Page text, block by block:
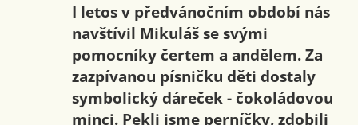
I letos v předvánočním období nás
navštívil Mikuláš se svými
pomocníky čertem a andělem. Za
zazpívanou písničku děti dostaly
symbolický dáreček - čokoládovou
minci. Pekli jsme perníčky, zdobili